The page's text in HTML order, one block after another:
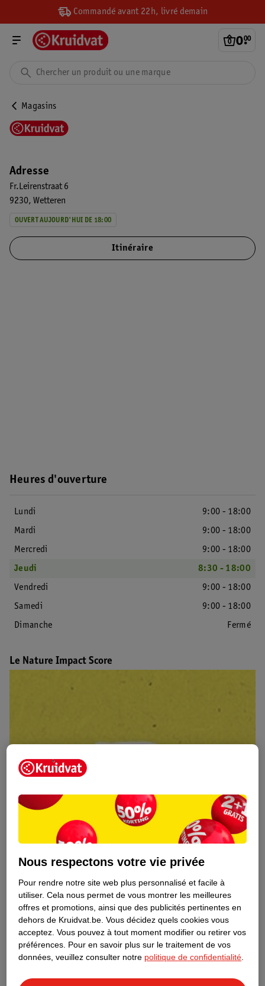
Commandé avant 22h, livré demain
0.
00
Magasins
Adresse
Fr.Leirenstraat 6
9230 Wetteren
OUVERT AUJOURD'HUI DE 18:00
Itinéraire
Heures d'ouverture
Lundi
9:00 - 18:00
Mardi
9:00 - 18:00
Mercredi
9:00 - 18:00
Jeudi
8:30 - 18:00
Vendredi
9:00 - 18:00
Samedi
9:00 - 18:00
Dimanche
Fermé
Le Nature Impact Score
Découvrez dès maintenant l’impact
de marque Kruidvat préférés !
Nous respectons votre vie privée
Pour rendre notre site web plus personnalisé et facile à
utiliser. Cela nous permet de vous montrer les meilleures
offres et promotions, ainsi que des publicités pertinentes en
dehors de Kruidvat.be. Vous décidez quels cookies vous
acceptez. Vous pouvez à tout moment modifier ou retirer vos
préférences. Pour en savoir plus sur le traitement de vos
données, veuillez consulter notre politique de confidentialité.